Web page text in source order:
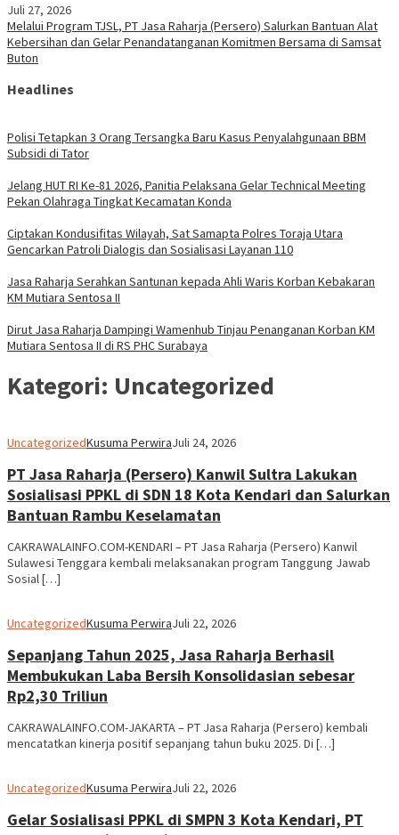
Juli 27, 2026
Melalui Program TJSL, PT Jasa Raharja (Persero) Salurkan Bantuan Alat
Kebersihan dan Gelar Penandatanganan Komitmen Bersama di Samsat
Buton
Headlines
Polisi Tetapkan 3 Orang Tersangka Baru Kasus Penyalahgunaan BBM
Subsidi di Tator
Jelang HUT RI Ke-81 2026, Panitia Pelaksana Gelar Technical Meeting
Pekan Olahraga Tingkat Kecamatan Konda
Ciptakan Kondusifitas Wilayah, Sat Samapta Polres Toraja Utara
Gencarkan Patroli Dialogis dan Sosialisasi Layanan 110
Jasa Raharja Serahkan Santunan kepada Ahli Waris Korban Kebakaran
KM Mutiara Sentosa II
Dirut Jasa Raharja Dampingi Wamenhub Tinjau Penanganan Korban KM
Mutiara Sentosa II di RS PHC Surabaya
Kategori: Uncategorized
UncategorizedKusuma PerwiraJuli 24, 2026
PT Jasa Raharja (Persero) Kanwil Sultra Lakukan
Sosialisasi PPKL di SDN 18 Kota Kendari dan Salurkan
Bantuan Rambu Keselamatan
CAKRAWALAINFO.COM-KENDARI – PT Jasa Raharja (Persero) Kanwil
Sulawesi Tenggara kembali melaksanakan program Tanggung Jawab
Sosial […]
UncategorizedKusuma PerwiraJuli 22, 2026
Sepanjang Tahun 2025, Jasa Raharja Berhasil
Membukukan Laba Bersih Konsolidasian sebesar
Rp2,30 Triliun
CAKRAWALAINFO.COM-JAKARTA – PT Jasa Raharja (Persero) kembali
mencatatkan kinerja positif sepanjang tahun buku 2025. Di […]
UncategorizedKusuma PerwiraJuli 22, 2026
Gelar Sosialisasi PPKL di SMPN 3 Kota Kendari, PT